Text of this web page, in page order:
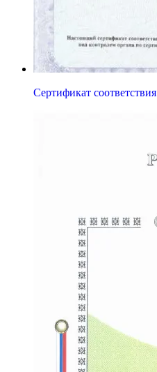
Сертификат соответствия